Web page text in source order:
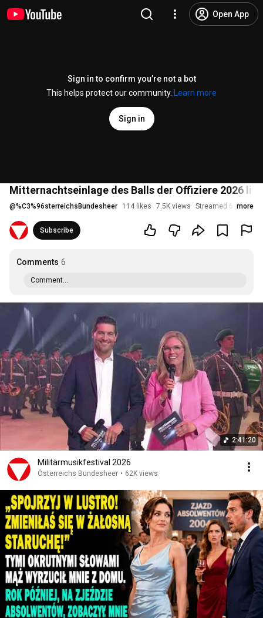
Open App
Sign in to confirm you’re not a bot
This helps protect our community.
Learn more
Sign in
Mitternachtseinlage des Balls der Offiziere 2026
@%C3%96sterreichsBundesheer 114 likes 7.5K views Streamed 6 months
more
Subscribe
Comments 6
Comment...
2:41:20
Militärmusikfestival 2026
Österreichs Bundesheer • 62K views